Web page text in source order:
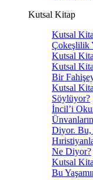
Kutsal Kitap
Kutsal
Çokeşlilik
Kutsal
Kutsal
Bir
Kutsal
Söylüyor?
İncil’i
Diyor. Bu,
Ne Diyor?
Kutsal
Bu